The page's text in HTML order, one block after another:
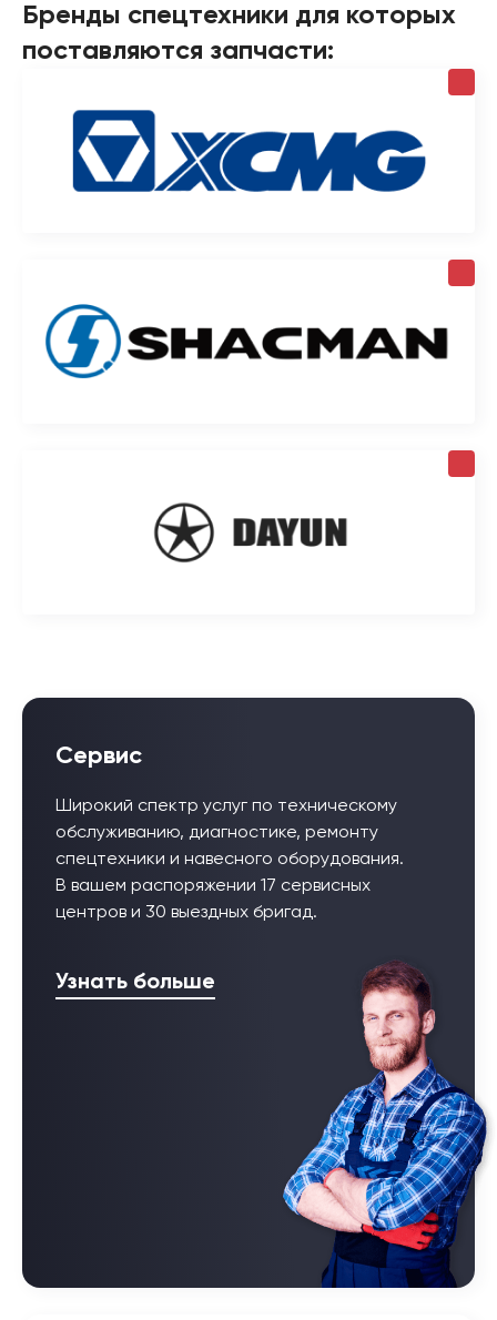
Бренды спецтехники для которых
поставляются запчасти:
Сервис
Широкий спектр услуг по техническому
обслуживанию, диагностике, ремонту
спецтехники и навесного оборудования.
В вашем распоряжении 17 сервисных
центров и 30 выездных бригад.
Узнать больше